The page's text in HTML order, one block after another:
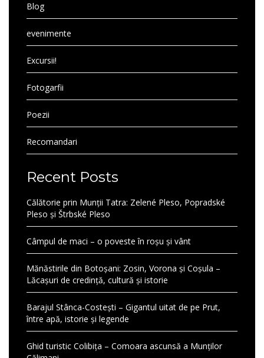
Blog
evenimente
Excursii!
Fotogarfii
Poezii
Recomandari
Recent Posts
Călătorie prin Munții Tatra: Zelené Pleso, Popradské
Pleso și Štrbské Pleso
Câmpul de maci – o poveste în roșu și vânt
Mănăstirile din Botoșani: Zosin, Vorona și Coșula –
Lăcașuri de credință, cultură și istorie
Barajul Stânca-Costești – Gigantul uitat de pe Prut,
între apă, istorie și legende
Ghid turistic Colibița – Comoara ascunsă a Munților